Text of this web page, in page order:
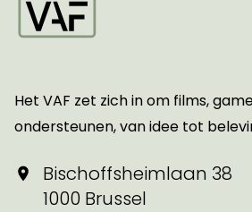
Het VAF zet zich in om films,
ondersteunen, van idee tot
Bischoffsheimlaan 38
1000 Brussel